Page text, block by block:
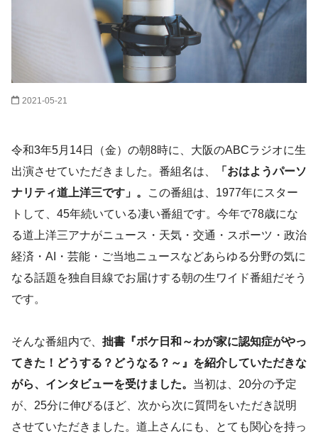
2021-05-21
令和3年5月14日（金）の朝8時に、大阪のABCラジオに生
出演させていただきました。番組名は、
「おはようパーソ
ナリティ道上洋三です」。
この番組は、1977年にスター
トして、45年続いている凄い番組です。今年で78歳にな
る道上洋三アナがニュース・天気・交通・スポーツ・政治
経済・AI・芸能・ご当地ニュースなどあらゆる分野の気に
なる話題を独自目線でお届けする朝の生ワイド番組だそう
です。
そんな番組内で、 拙書『ボケ日和～わが家に認知症がやっ
てきた！どうする？どうなる？～』を紹介していただきな
がら、インタビューを受けました。 当初は、20分の予定
が、25分に伸びるほど、次から次に質問をいただき説明
させていただきました。道上さんにも、とても関心を持っ